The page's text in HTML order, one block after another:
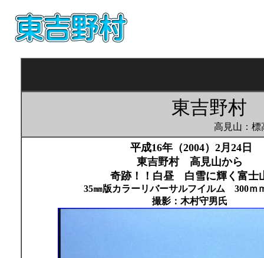
東吉野村
高見山：標
平成16年（2004）2月24日
東吉野村 高見山から
奇跡！！白昼 白雪に輝く富士
35㎜版カラーリバーサルフイルム 300ｍ
撮影：木村守男氏